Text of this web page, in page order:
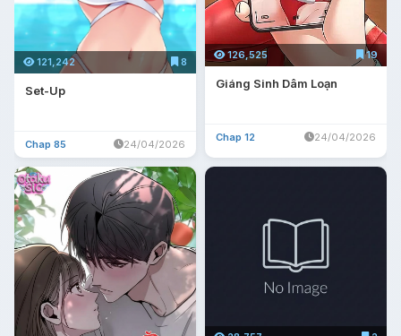
121,242 8
Set-Up
Chap 85 24/04/2026
126,525 19
Giáng Sinh Dâm Loạn
Chap 12 24/04/2026